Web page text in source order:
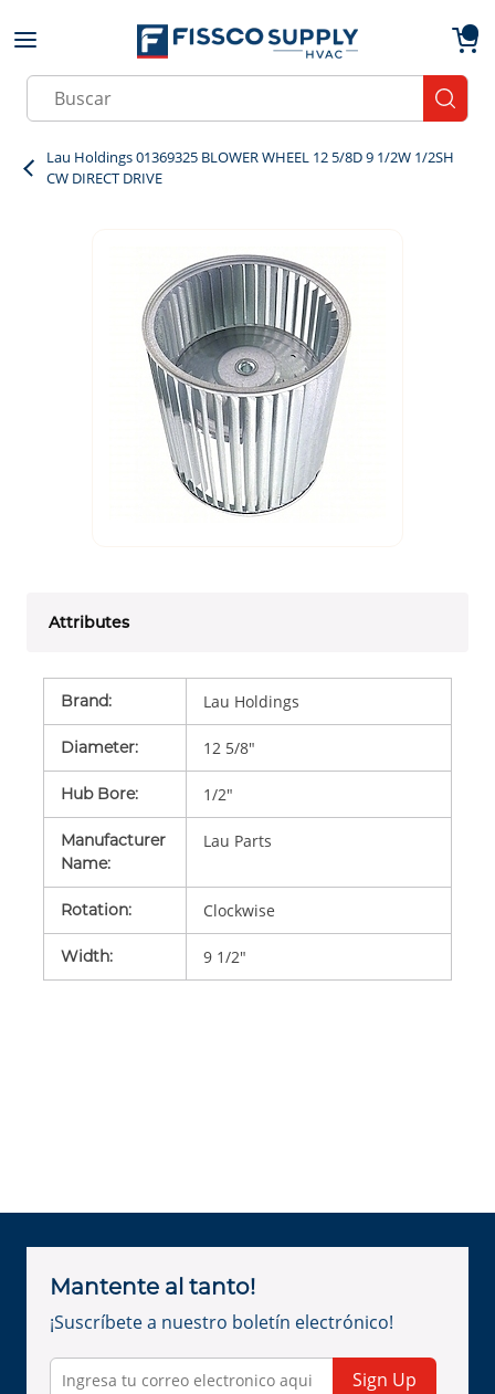
Skip to main content
Site Search
Lau Holdings 01369325 BLOWER WHEEL 12 5/8D 9 1/2W 1/2SH
CW DIRECT DRIVE
Attributes
Brand: Lau Holdings
Diameter: 12 5/8"
Hub Bore: 1/2"
Manufacturer
Name:
Lau Parts
Rotation: Clockwise
Width: 9 1/2"
Mantente al tanto!
¡Suscríbete a nuestro boletín electrónico!
Sign Up